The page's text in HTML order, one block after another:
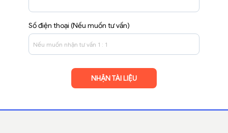
Số điện thoại (Nếu muốn tư vấn)